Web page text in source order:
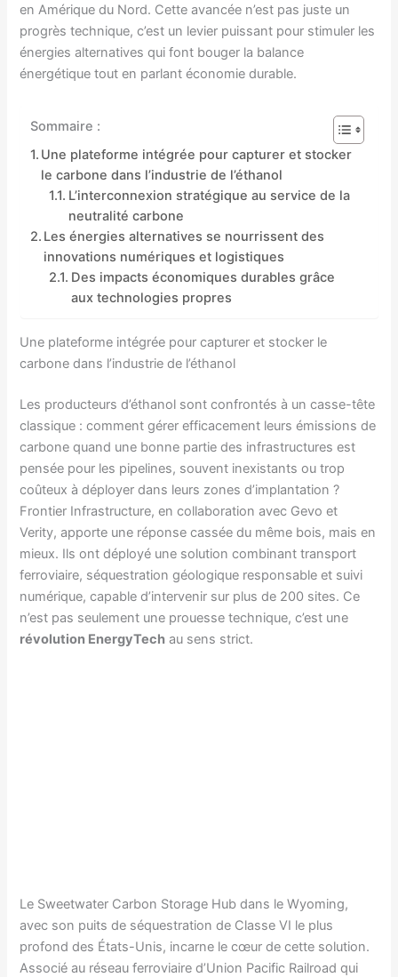
en Amérique du Nord. Cette avancée n’est pas juste un
progrès technique, c’est un levier puissant pour stimuler les
énergies alternatives qui font bouger la balance
énergétique tout en parlant économie durable.
Sommaire :
Une plateforme intégrée pour capturer et stocker
le carbone dans l’industrie de l’éthanol
L’interconnexion stratégique au service de la
neutralité carbone
Les énergies alternatives se nourrissent des
innovations numériques et logistiques
Des impacts économiques durables grâce
aux technologies propres
Une plateforme intégrée pour capturer et stocker le
carbone dans l’industrie de l’éthanol
Les producteurs d’éthanol sont confrontés à un casse-tête
classique : comment gérer efficacement leurs émissions de
carbone quand une bonne partie des infrastructures est
pensée pour les pipelines, souvent inexistants ou trop
coûteux à déployer dans leurs zones d’implantation ?
Frontier Infrastructure, en collaboration avec Gevo et
Verity, apporte une réponse cassée du même bois, mais en
mieux. Ils ont déployé une solution combinant transport
ferroviaire, séquestration géologique responsable et suivi
numérique, capable d’intervenir sur plus de 200 sites. Ce
n’est pas seulement une prouesse technique, c’est une
révolution EnergyTech au sens strict.
Le Sweetwater Carbon Storage Hub dans le Wyoming,
avec son puits de séquestration de Classe VI le plus
profond des États-Unis, incarne le cœur de cette solution.
Associé au réseau ferroviaire d’Union Pacific Railroad qui